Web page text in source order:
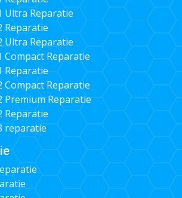
Ultra Reparatie
Reparatie
Ultra Reparatie
Compact Reparatie
Reparatie
Compact Reparatie
Premium Reparatie
Reparatie
reparatie